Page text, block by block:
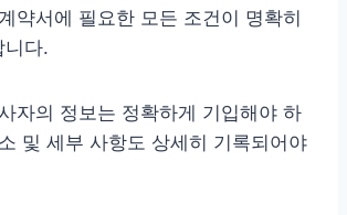
약서에 필요한 모든 조건이 명확히
니다.
자의 정보는 정확하게 기입해야 하
및 세부 사항도 상세히 기록되어야